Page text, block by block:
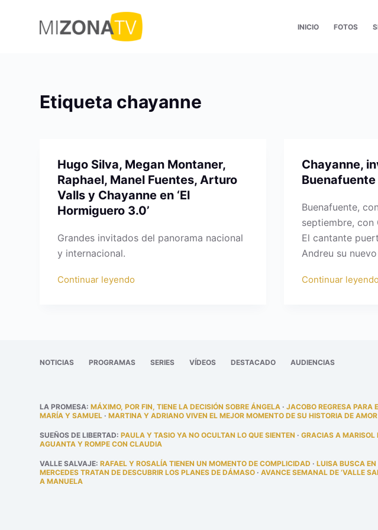
INICIO FOTOS
Etiqueta chayanne
Hugo Silva, Megan Montaner,
Raphael, Manel Fuentes, Arturo
Valls y Chayanne en ‘El
Hormiguero 3.0’
Grandes invitados del panorama nacional
y internacional.
Continuar leyendo
Chayanne,
Buenafuente
Buenafuente,
septiembre, con
El cantante
Andreu su
Continuar leyendo
NOTICIAS PROGRAMAS SERIES VÍDEOS DESTACADO AUDIENCIAS
LA PROMESA:MÁXIMO, POR FIN, TIENE LA DECISIÓN SOBRE ÁNGELA ·JACOBO REGRESA PARA
MARÍA Y SAMUEL ·MARTINA Y ADRIANO VIVEN EL MEJOR MOMENTO DE SU HISTORIA DE AMOR
SUEÑOS DE LIBERTAD:PAULA Y TASIO YA NO OCULTAN LO QUE SIENTEN ·GRACIAS A MARISOL
AGUANTA Y ROMPE CON CLAUDIA
VALLE SALVAJE:RAFAEL Y ROSALÍA TIENEN UN MOMENTO DE COMPLICIDAD ·LUISA BUSCA
MERCEDES TRATAN DE DESCUBRIR LOS PLANES DE DÁMASO ·AVANCE SEMANAL DE ‘VALLE
A MANUELA